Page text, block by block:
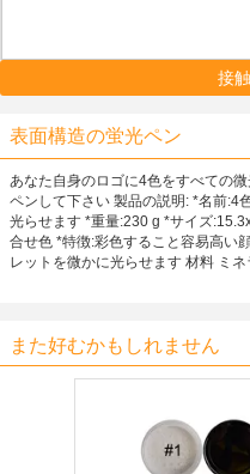
接
表面構造の蛍光ペン
あなた自身のロゴに4色をすべての
ペンして下さい 製品の説明: *名前:4
光らせます *重量:230 g *サイズ
合せ色 *特徴:彩色すること容易高い
レットを微かに光らせます 材料 ミ
また好むかもしれません